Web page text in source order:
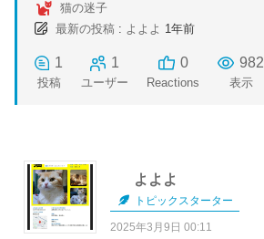
猫の迷子
最新の投稿 : よよよ 1年前
1
投稿
1
ユーザー
0
Reactions
982
表示
よよよ
トピックスターター
2025年3月9日 00:11